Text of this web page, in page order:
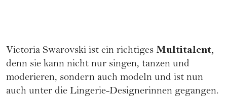
Victoria Swarovski ist ein richtiges Multitalent,
denn sie kann nicht nur singen, tanzen und
moderieren, sondern auch modeln und ist nun
auch unter die Lingerie-Designerinnen gegangen.